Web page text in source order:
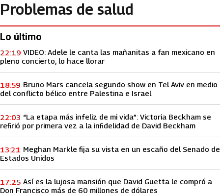
Problemas de salud
Lo último
VIDEO: Adele le canta las mañanitas a fan mexicano en
pleno concierto, lo hace llorar
22:19
Bruno Mars cancela segundo show en Tel Aviv en medio
del conflicto bélico entre Palestina e Israel
18:59
“La etapa más infeliz de mi vida”: Victoria Beckham se
refirió por primera vez a la infidelidad de David Beckham
22:03
Meghan Markle fija su vista en un escaño del Senado de
Estados Unidos
13:21
Así es la lujosa mansión que David Guetta le compró a
Don Francisco más de 60 millones de dólares
17:25